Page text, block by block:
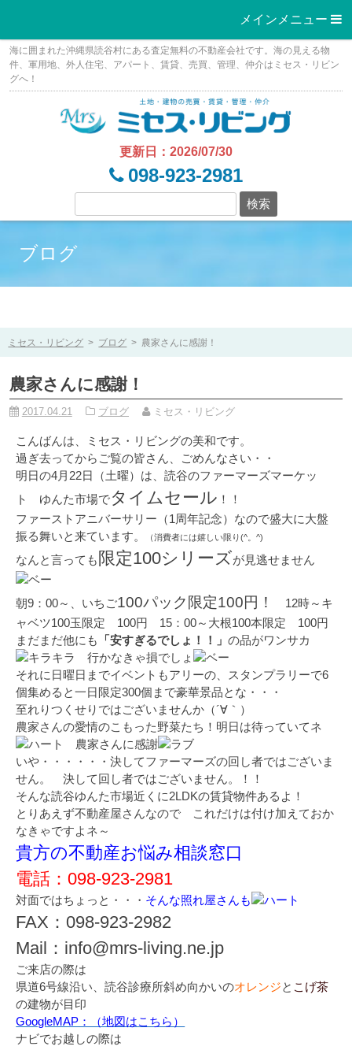
メインメニュー 
Skip
content
海に囲まれた沖縄県読谷村にある査定無料の不動産会社です。海の見える物
件、軍用地、外人住宅、アパート、賃貸、売買、管理、仲介はミセス・リビン
グへ！
更新日：2026/07/30
098-923-2981
ブログ
ミセス・リビング > ブログ > 農家さんに感謝！
農家さんに感謝！
2017.04.21 ブログ ミセス・リビング
こんばんは、ミセス・リビングの美和です。
過ぎ去ってからご覧の皆さん、ごめんなさい・・
明日の4月22日（土曜）は、読谷のファーマーズマーケッ
ト ゆんた市場でタイムセール ！！
ファーストアニバーサリー（1周年記念）なので盛大に大盤
振る舞いと来ています。
（消費者には嬉しい限り(^。^)
なんと言っても 限定100シリーズが見逃せません
朝9：00～、いちご100パック限定100円！
12時～キ
ャベツ100玉限定 100円 15：00～大根100本限定 100円
まだまだ他にも
「安すぎるでしょ！！」の品がワンサカ
行かなきゃ損でしょ
それに日曜日までイベントもアリーの、スタンプラリーで6
個集めると一日限定300個まで豪華景品とな・・・
至れりつくせりではございませんか（´∀｀）
農家さんの愛情のこもった野菜たち！明日は待っていてネ
農家さんに感謝
いや・・・・・・決してファーマーズの回し者ではございま
せん。 決して回し者ではございません。！！
そんな読谷ゆんた市場近くに2LDKの賃貸物件あるよ！
とりあえず不動産屋さんなので これだけは付け加えておか
なきゃですよネ～
貴方の不動産お悩み相談窓口
電話：098-923-2981
対面ではちょっと・・・ そんな照れ屋さんも
FAX：098-923-2982
Mail：info@mrs-living.ne.jp
ご来店の際は
県道6号線沿い、読谷診療所斜め向かいのオレンジと こげ茶
の建物が目印
GoogleMAP：（地図はこちら）
ナビでお越しの際は